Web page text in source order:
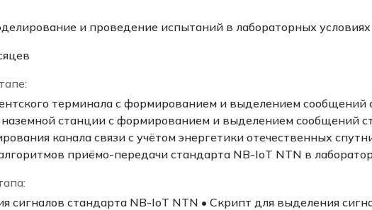
и проведение испытаний в лабораторных условиях
терминала с формированием и выделением сообщений
станции с формированием и выделением сообщений
канала связи с учётом энергетики отечественных
приёмо-передачи стандарта NB-IoT NTN в
сигналов стандарта NB-IoT NTN • Скрипт для выделения